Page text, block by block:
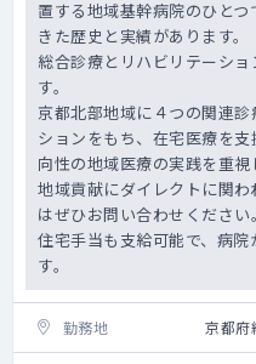
置する地域基幹病院のひと
きた歴史と実績があります。
総合診療とリハビリテーシ
す。
京都北部地域に４つの関連
ションをもち、在宅医療を
向性の地域医療の実践を重視
地域貢献にダイレクトに関
はぜひお問い合わせください。
住宅手当も支給可能で、病
す。
勤務地 京都府